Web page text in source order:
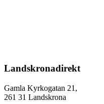
Landskronadirekt
Gamla Kyrkogatan 21,
261 31 Landskrona